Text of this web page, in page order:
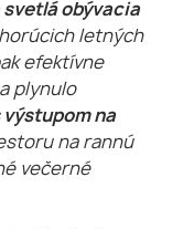
obývacia
letných
efektívne
plynulo
na
na rannú
večerné